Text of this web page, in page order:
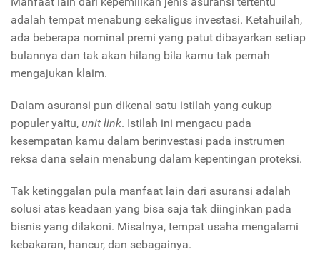
adalah tempat menabung sekaligus investasi. Ketahuilah,
ada beberapa nominal premi yang patut dibayarkan setiap
bulannya dan tak akan hilang bila kamu tak pernah
mengajukan klaim.
Dalam asuransi pun dikenal satu istilah yang cukup
populer yaitu, unit link. Istilah ini mengacu pada
kesempatan kamu dalam berinvestasi pada instrumen
reksa dana selain menabung dalam kepentingan proteksi.
Tak ketinggalan pula manfaat lain dari asuransi adalah
solusi atas keadaan yang bisa saja tak diinginkan pada
bisnis yang dilakoni. Misalnya, tempat usaha mengalami
kebakaran, hancur, dan sebagainya.